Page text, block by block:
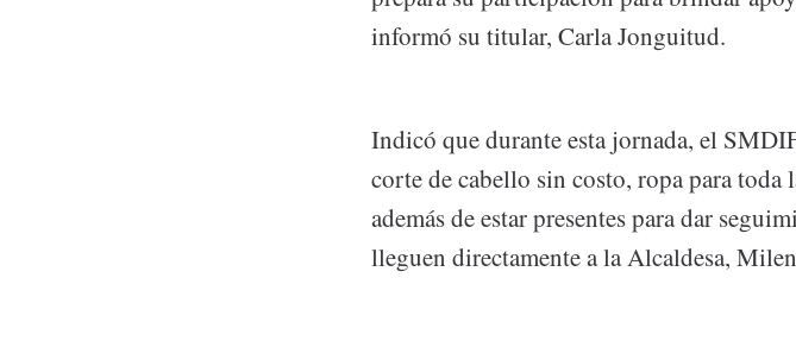
informó su titular, Carla Jonguitud.
Indicó que durante esta jornada, el
corte de cabello sin costo, ropa para
además de estar presentes para dar
lleguen directamente a la Alcaldesa,